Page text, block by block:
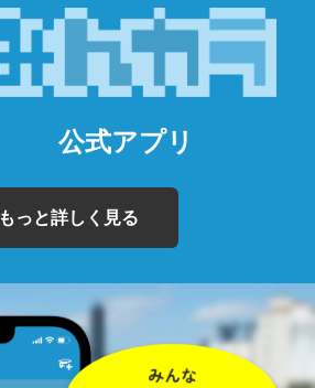
公式アプリ
もっと詳しく見る